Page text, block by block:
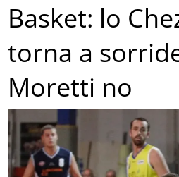
Basket: lo
torna a
Moretti no